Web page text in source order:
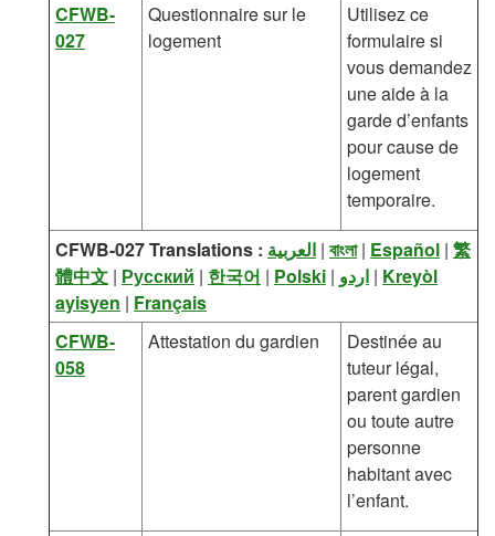
CFWB-
027
Questionnaire sur le
logement
Utilisez ce
formulaire si
vous demandez
une aide à la
garde d’enfants
pour cause de
logement
temporaire.
CFWB-027 Translations : العربية | বাংলা| Español | 繁
體中文 | Русский | 한국어 | Polski | اردو | Kreyòl
ayisyen | Français
CFWB-
058
Attestation du gardien
Destinée au
tuteur légal,
parent gardien
ou toute autre
personne
habitant avec
l’enfant.